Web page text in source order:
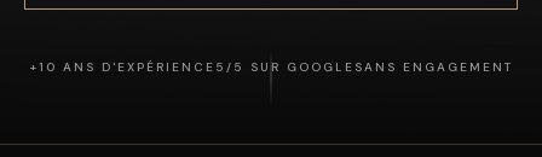
+10 ANS D'EXPÉRIENCE 5/5 SUR GOOGLE SANS ENGAGEMENT